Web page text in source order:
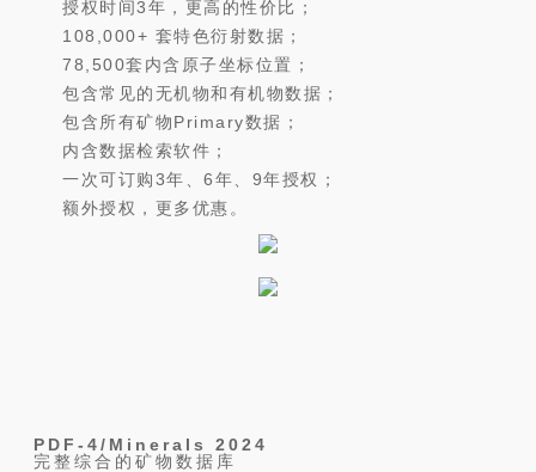
授权时间3年，更高的性价比；
108,000+ 套特色衍射数据；
78,500套内含原子坐标位置；
包含常见的无机物和有机物数据；
包含所有矿物Primary数据；
内含数据检索软件；
一次可订购3年、6年、9年授权；
额外授权，更多优惠。
PDF-4/Minerals 2024
完整综合的矿物数据库